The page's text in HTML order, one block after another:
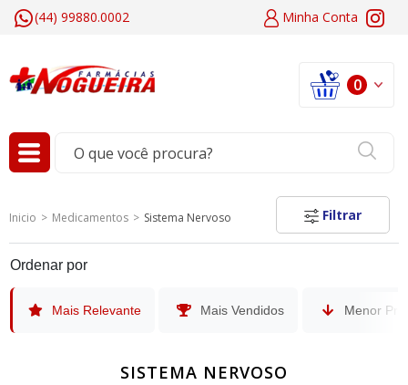
Minha Conta
(44) 99880.0002
0
Filtrar
Inicio Medicamentos Sistema Nervoso
Ordenar por
Mais Relevante Mais Vendidos Menor
SISTEMA NERVOSO